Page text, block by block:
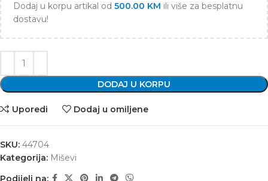
Dodaj u korpu artikal od 500.00 KM ili više za besplatnu
dostavu!
DODAJ U KORPU
Uporedi Dodaj u omiljene
SKU: 44704
Kategorija: Miševi
Podijeli na: